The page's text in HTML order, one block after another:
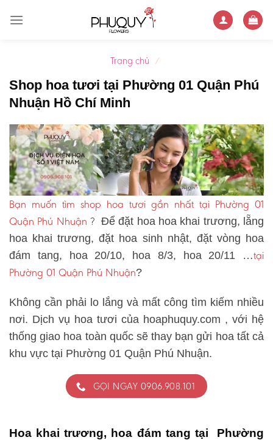
Trang chủ /
Shop hoa tươi tại Phường 01 Quận Phú
Nhuận Hồ Chí Minh
Bạn muốn tìm shop hoa tươi gần nhất tại Phường 01
Quận Phú Nhuận ? Để đặt hoa hoa khai trương, lẵng
hoa khai trương, đặt hoa sinh nhật, đặt vòng hoa
đám tang, hoa 20/10, hoa 8/3, hoa 20/11 …tại
Phường 01 Quận Phú Nhuận?
Không cần phải lo lắng và mất công tìm kiếm nhiều
nơi. Dịch vụ hoa tươi của hoaphuquy.com , với hệ
thống giao hoa toàn quốc sẽ thay bạn gửi hoa tất cả
khu vực tại Phường 01 Quận Phú Nhuận.
GỌI NGAY 0906.908.101
Hoa khai trương, hoa đám tang tại Phường